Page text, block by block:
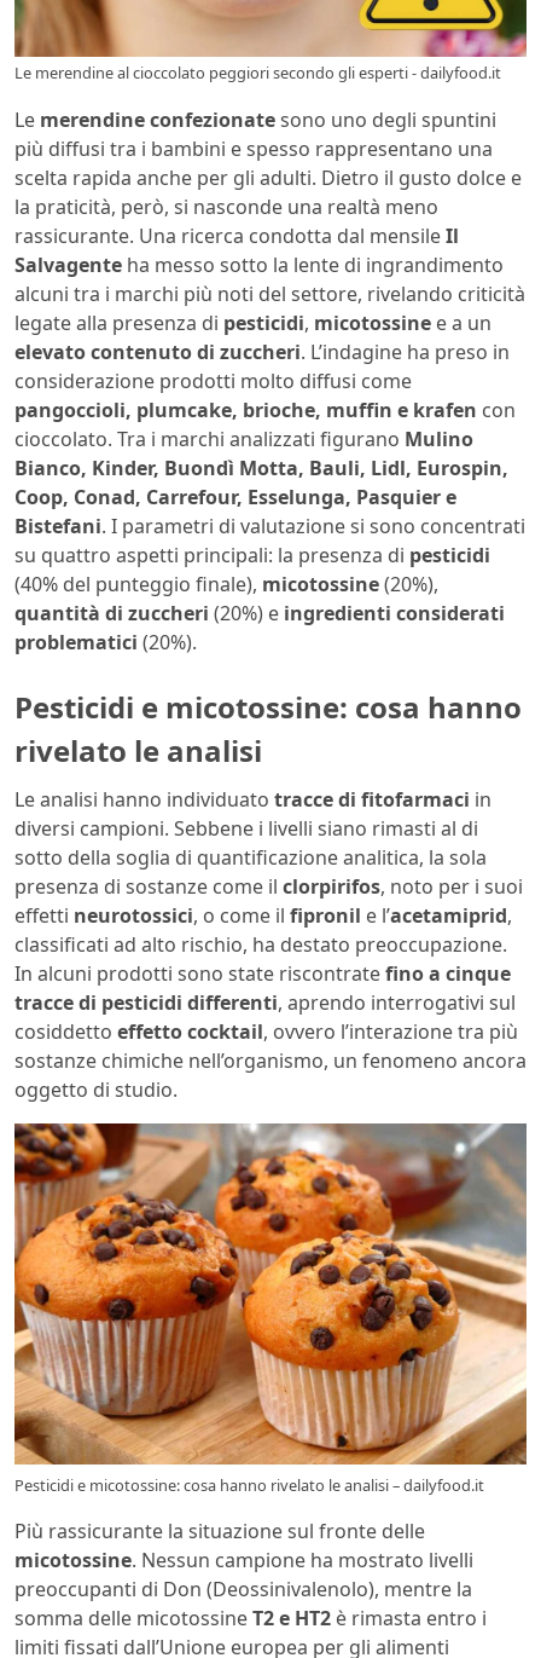
Le merendine al cioccolato peggiori secondo gli esperti - dailyfood.it
Le merendine confezionatesono uno degli spuntini
più diffusi tra i bambini e spesso rappresentano una
scelta rapida anche per gli adulti. Dietro il gusto dolce e
la praticità, però, si nasconde una realtà meno
rassicurante. Una ricerca condotta dal mensileIl
Salvagente ha messo sotto la lente di ingrandimento
alcuni tra i marchi più noti del settore, rivelando criticità
legate alla presenza di pesticidi, micotossine e a un
elevato contenuto di zuccheri. L’indagine ha preso in
considerazione prodotti molto diffusi come
pangoccioli, plumcake, brioche, muffin e krafen con
cioccolato. Tra i marchi analizzati figurano Mulino
Bianco, Kinder, Buondì Motta, Bauli, Lidl, Eurospin,
Coop, Conad, Carrefour, Esselunga, Pasquier e
Bistefani. I parametri di valutazione si sono concentrati
su quattro aspetti principali: la presenza di pesticidi
(40% del punteggio finale), micotossine(20%),
quantità di zuccheri (20%) e ingredienti considerati
problematici (20%).
Pesticidi e micotossine: cosa hanno
rivelato le analisi
Le analisi hanno individuato tracce di fitofarmaci in
diversi campioni. Sebbene i livelli siano rimasti al di
sotto della soglia di quantificazione analitica, la sola
presenza di sostanze come il clorpirifos, noto per i suoi
effetti neurotossici, o come il fipronil e l’acetamiprid,
classificati ad alto rischio, ha destato preoccupazione.
In alcuni prodotti sono state riscontratefino a cinque
tracce di pesticidi differenti, aprendo interrogativi sul
cosiddetto effetto cocktail, ovvero l’interazione tra più
sostanze chimiche nell’organismo, un fenomeno ancora
oggetto di studio.
Pesticidi e micotossine: cosa hanno rivelato le analisi – dailyfood.it
Più rassicurante la situazione sul fronte delle
micotossine. Nessun campione ha mostrato livelli
preoccupanti di Don (Deossinivalenolo), mentre la
somma delle micotossineT2 e HT2 è rimasta entro i
limiti fissati dall’Unione europea per gli alimenti